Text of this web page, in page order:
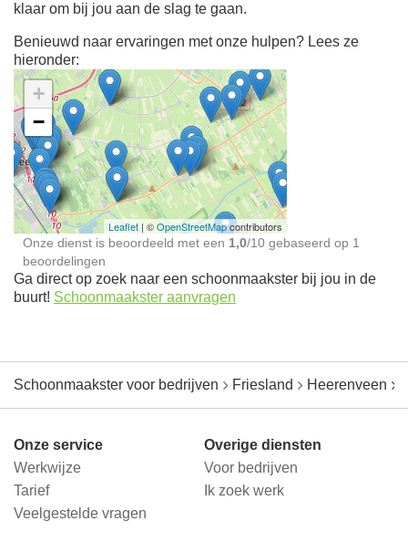
klaar om bij jou aan de slag te gaan.
Benieuwd naar ervaringen met onze hulpen? Lees ze
hieronder:
Ontdek meer ervaringen
Schoonmaakster bij
jou in de buurt
+
−
Leaflet | ©OpenStreetMapcontributors
Onze dienst is beoordeeld met een 1,0/10 gebaseerd op 1
beoordelingen
Ga direct op zoek naar een schoonmaakster bij jou in de
buurt! Schoonmaakster aanvragen
Schoonmaakster voor bedrijven Friesland Heerenveen
Onze service
Werkwijze
Tarief
Veelgestelde vragen
Overige diensten
Voor bedrijven
Ik zoek werk